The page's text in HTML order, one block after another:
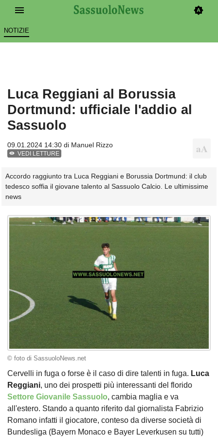
NOTIZIE
Luca Reggiani al Borussia
Dortmund: ufficiale l'addio al
Sassuolo
09.01.2024 14:30 di Manuel Rizzo
VEDI LETTURE
Accordo raggiunto tra Luca Reggiani e Borussia Dortmund: il club
tedesco soffia il giovane talento al Sassuolo Calcio. Le ultimissime
news
© foto di SassuoloNews.net
Cervelli in fuga o forse è il caso di dire talenti in fuga. Luca
Reggiani, uno dei prospetti più interessanti del florido
Settore Giovanile Sassuolo, cambia maglia e va
all'estero. Stando a quanto riferito dal giornalista Fabrizio
Romano infatti il giocatore, conteso da diverse società di
Bundesliga (Bayern Monaco e Bayer Leverkusen su tutti)